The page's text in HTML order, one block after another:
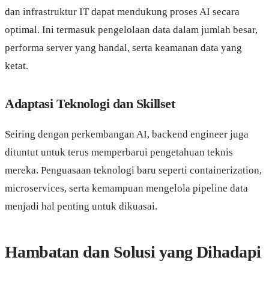
dan infrastruktur IT dapat mendukung proses AI secara
optimal. Ini termasuk pengelolaan data dalam jumlah besar,
performa server yang handal, serta keamanan data yang
ketat.
Adaptasi Teknologi dan Skillset
Seiring dengan perkembangan AI, backend engineer juga
dituntut untuk terus memperbarui pengetahuan teknis
mereka. Penguasaan teknologi baru seperti containerization,
microservices, serta kemampuan mengelola pipeline data
menjadi hal penting untuk dikuasai.
Hambatan dan Solusi yang Dihadapi